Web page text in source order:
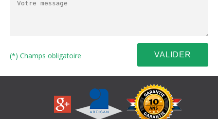
(*) Champs obligatoire